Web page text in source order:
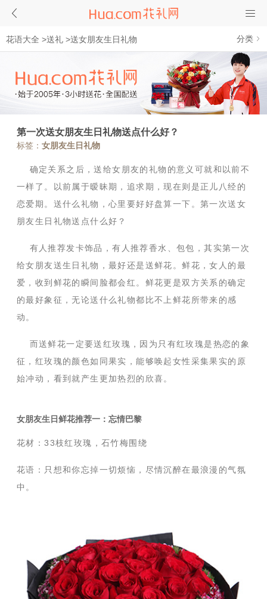
花语大全 >送礼 >送女朋友生日礼物 分类
第一次送女朋友生日礼物送点什么好？
标签： 女朋友生日礼物
确定关系之后，送给女朋友的礼物的意义可就和以前不
一样了。以前属于暧昧期，追求期，现在则是正儿八经的
恋爱期。送什么礼物，心里要好好盘算一下。第一次送女
朋友生日礼物送点什么好？
有人推荐发卡饰品，有人推荐香水、包包，其实第一次
给女朋友送生日礼物，最好还是送鲜花。鲜花，女人的最
爱，收到鲜花的瞬间脸都会红。鲜花更是双方关系的确定
的最好象征，无论送什么礼物都比不上鲜花所带来的感
动。
而送鲜花一定要送红玫瑰，因为只有红玫瑰是热恋的象
征，红玫瑰的颜色如同果实，能够唤起女性采集果实的原
始冲动，看到就产生更加热烈的欣喜。
女朋友生日鲜花推荐一：忘情巴黎
花材：33枝红玫瑰，石竹梅围绕
花语： 只想和你忘掉一切烦恼，尽情沉醉在最浪漫的气氛
中。